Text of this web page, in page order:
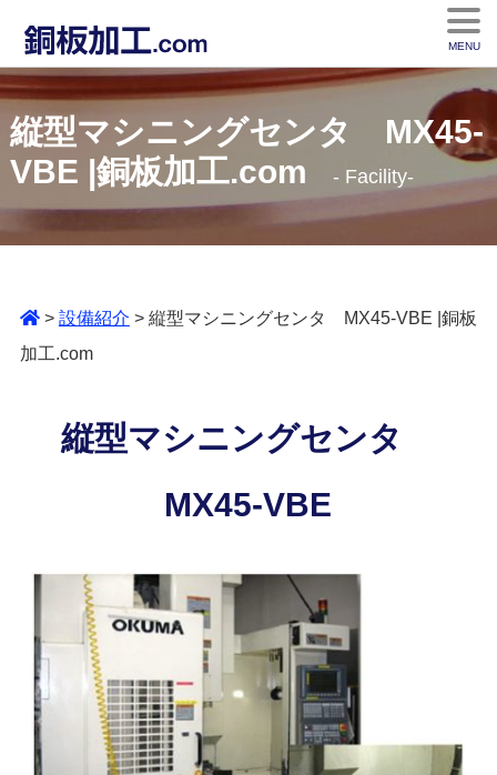
MENU
縦型マシニングセンタ MX45-
VBE |銅板加工.com
Facility
> 設備紹介 > 縦型マシニングセンタ MX45-VBE |銅板
加工.com
縦型マシニングセンタ
MX45-VBE